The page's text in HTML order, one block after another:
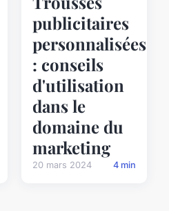
publicitaires
personnalisées
: conseils
d'utilisation
dans le
domaine du
marketing
20 mars 2024 4 min